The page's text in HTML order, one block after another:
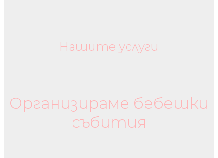
Нашите услуги
Организираме бебешки
събития